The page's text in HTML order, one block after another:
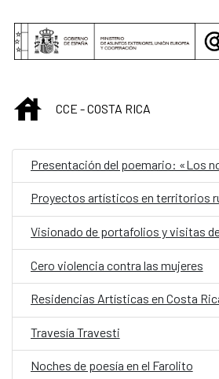
INICIO
CCE - COSTA RICA
Proyectos artísticos en territorios
Visionado de portafolios y visitas
Cero violencia contra las mujeres
Residencias Artísticas en Costa
Travesía Travesti
Noches de poesía en el Farolito